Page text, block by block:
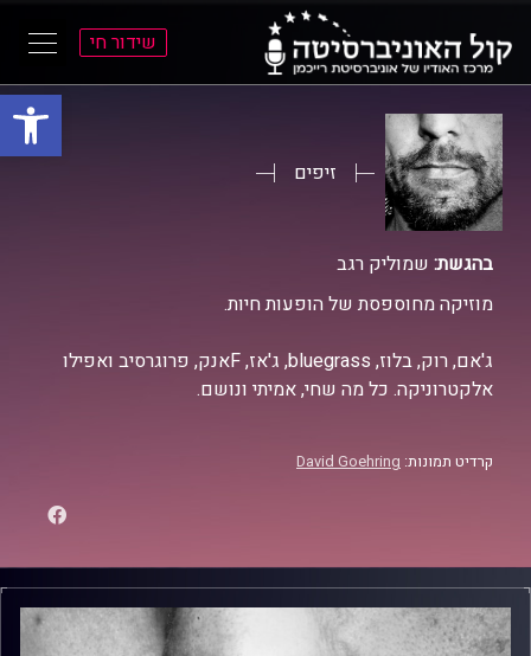
פתח
התפריט
הראשי
התוכן
הראשי
שידור חי
זיפים
בהגשת: שמוליק רגב
מוזיקה מחוספסת של הופעות חיות.
ג'אם, רוק, בלוז, bluegrass, ג'אז, Fאנק, פרוגרסיב ואפילו
אלקטרוניקה. כל מה שחי, אמיתי ונושם.
קרדיט תמונות: David Goehring